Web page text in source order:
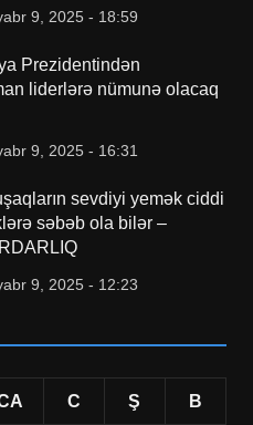
9, 2025 - 18:59
Prezidentindən
liderlərə nümunə olacaq
9, 2025 - 16:31
sevdiyi yemək ciddi
səbəb ola bilər –
9, 2025 - 12:23
C Ş B